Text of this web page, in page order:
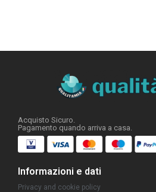
Acquisto Sicuro.
Pagamento quando arriva a casa.
Informazioni e dati
Privacy and cookie policy